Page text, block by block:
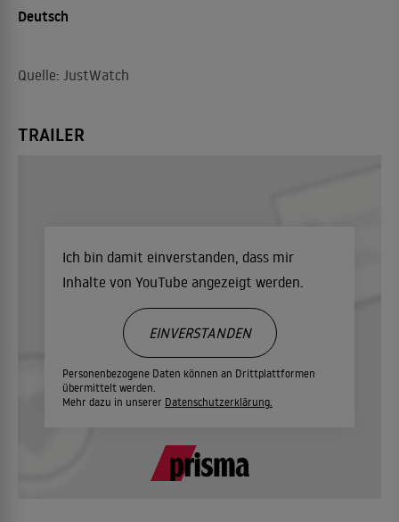
Deutsch
Quelle: JustWatch
TRAILER
Ich bin damit einverstanden, dass mir
Inhalte von YouTube angezeigt werden.
Personenbezogene Daten können an Drittplattformen
übermittelt werden.
Mehr dazu in unserer Datenschutzerklärung.
EINVERSTANDEN